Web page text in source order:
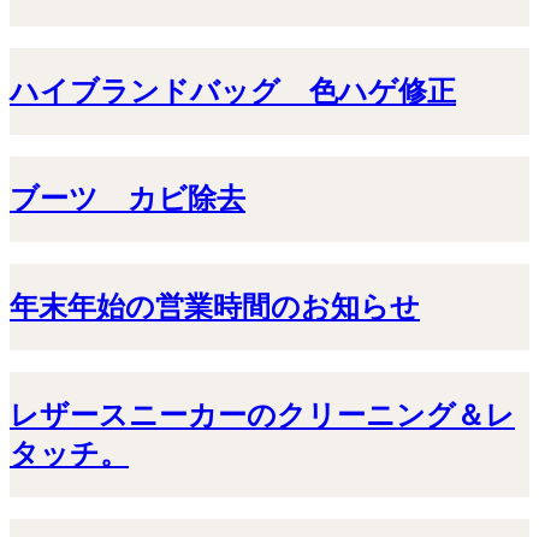
ハイブランドバッグ 色ハゲ修正
ブーツ カビ除去
年末年始の営業時間のお知らせ
レザースニーカーのクリーニング＆レ
タッチ。